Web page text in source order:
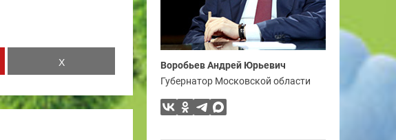
Воробьев Андрей Юрьевич
Губернатор Московской области